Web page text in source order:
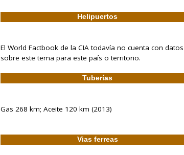
Helipuertos
El World Factbook de la CIA todavía no cuenta con datos
sobre este tema para este país o territorio.
Tuberías
Gas 268 km; Aceite 120 km (2013)
Vias ferreas